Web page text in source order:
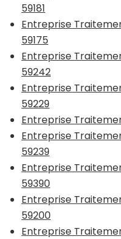
59181
Entreprise
59175
Entreprise
59242
Entreprise
59229
Entreprise
Entreprise
59239
Entreprise
59390
Entreprise
59200
Entreprise